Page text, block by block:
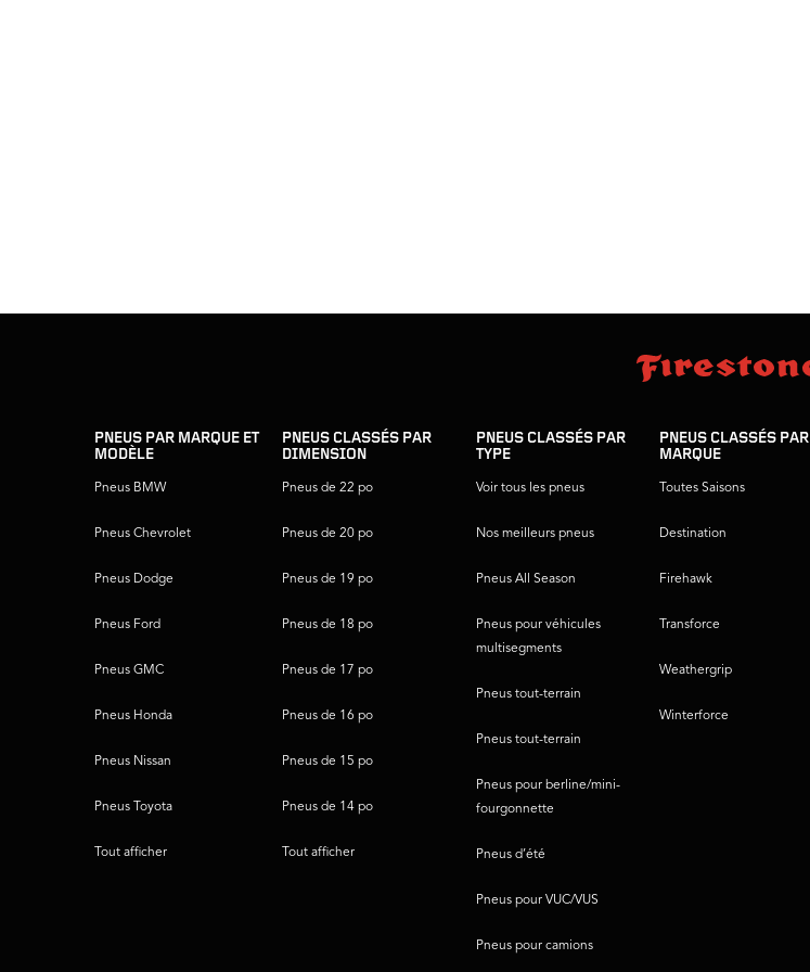
du
pied
de
PNEUS PAR MARQUE ET
MODÈLE
Pneus BMW
Pneus Chevrolet
Pneus Dodge
Pneus Ford
Pneus GMC
Pneus Honda
Pneus Nissan
Pneus Toyota
Tout afficher
PNEUS CLASSÉS PAR
DIMENSION
Pneus de 22 po
Pneus de 20 po
Pneus de 19 po
Pneus de 18 po
Pneus de 17 po
Pneus de 16 po
Pneus de 15 po
Pneus de 14 po
Tout afficher
PNEUS CLASSÉS PAR
TYPE
Voir tous les pneus
Nos meilleurs pneus
Pneus All Season
Pneus pour véhicules
multisegments
Pneus tout-terrain
Pneus tout-terrain
Pneus pour berline/mini-
fourgonnette
Pneus d’été
Pneus pour VUC/VUS
Pneus pour camions
PNEUS CLASSÉS PAR
MARQUE
Toutes Saisons
Destination
Firehawk
Transforce
Weathergrip
Winterforce